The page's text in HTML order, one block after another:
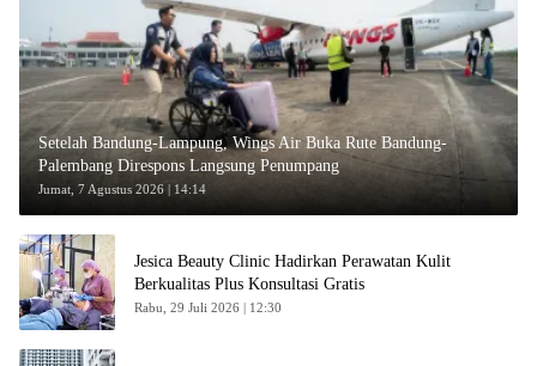
Setelah Bandung-Lampung, Wings Air Buka Rute Bandung-
Palembang Direspons Langsung Penumpang
Jumat, 7 Agustus 2026 | 14:14
Jesica Beauty Clinic Hadirkan Perawatan Kulit
Berkualitas Plus Konsultasi Gratis
Rabu, 29 Juli 2026 | 12:30